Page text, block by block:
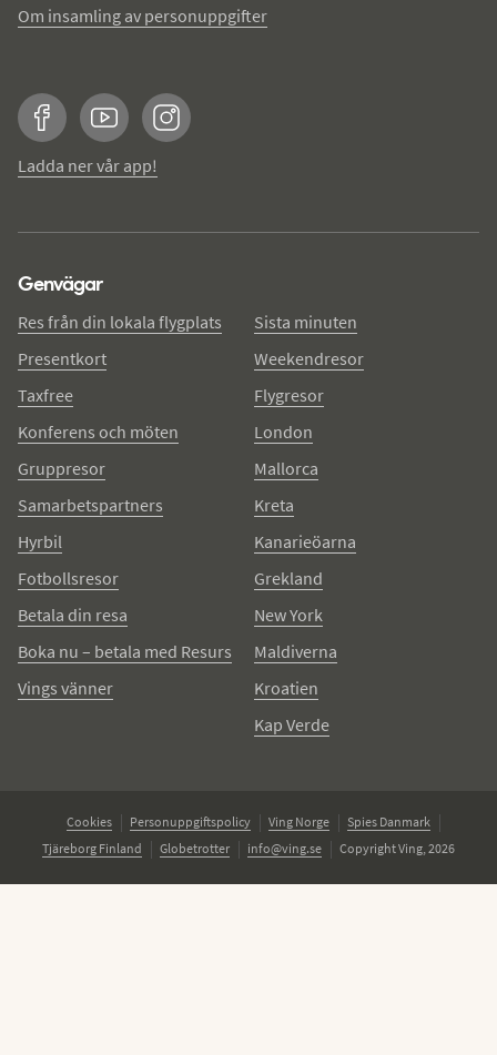
Om insamling av personuppgifter
FacebookYouTubeInstagram
Ladda ner vår app!
Genvägar
Res från din lokala flygplats
Presentkort
Taxfree
Konferens och möten
Gruppresor
Samarbetspartners
Hyrbil
Fotbollsresor
Betala din resa
Boka nu – betala med Resurs
Vings vänner
Sista minuten
Weekendresor
Flygresor
London
Mallorca
Kreta
Kanarieöarna
Grekland
New York
Maldiverna
Kroatien
Kap Verde
Cookies Personuppgiftspolicy Ving Norge
Spies Danmark
Tjäreborg Finland
Globetrotter info@ving.se Copyright Ving, 2026